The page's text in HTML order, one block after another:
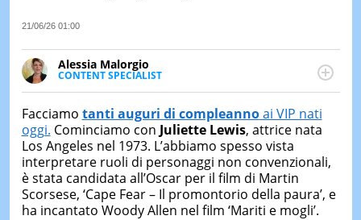
LE
DI
21/06/26 01:00
Alessia Malorgio
CONTENT SPECIALIST
Ha conseguito un Master in Marketing Management
occupa della creazione di contenuti in ottica SEO e
dello sviluppo di strategie marketing attraverso
canali digitali.
Facciamo tanti auguri di compleannoai VIP nati
oggi. Cominciamo con Juliette Lewis, attrice nata
Los Angeles nel 1973. L’abbiamo spesso vista
interpretare ruoli di personaggi non convenzionali,
è stata candidata all’Oscar per il film di Martin
Scorsese, ‘Cape Fear – Il promontorio della paura’, e
ha incantato Woody Allen nel film ‘Mariti e mogli’.